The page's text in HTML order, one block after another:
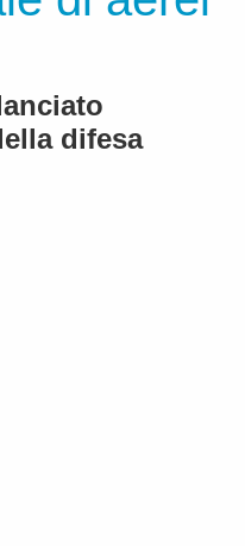
difesa